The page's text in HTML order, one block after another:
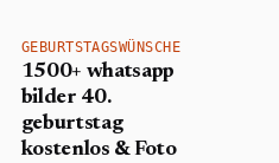
GEBURTSTAGSWÜNSCHE
1500+ whatsapp
bilder 40.
geburtstag
kostenlos & Foto